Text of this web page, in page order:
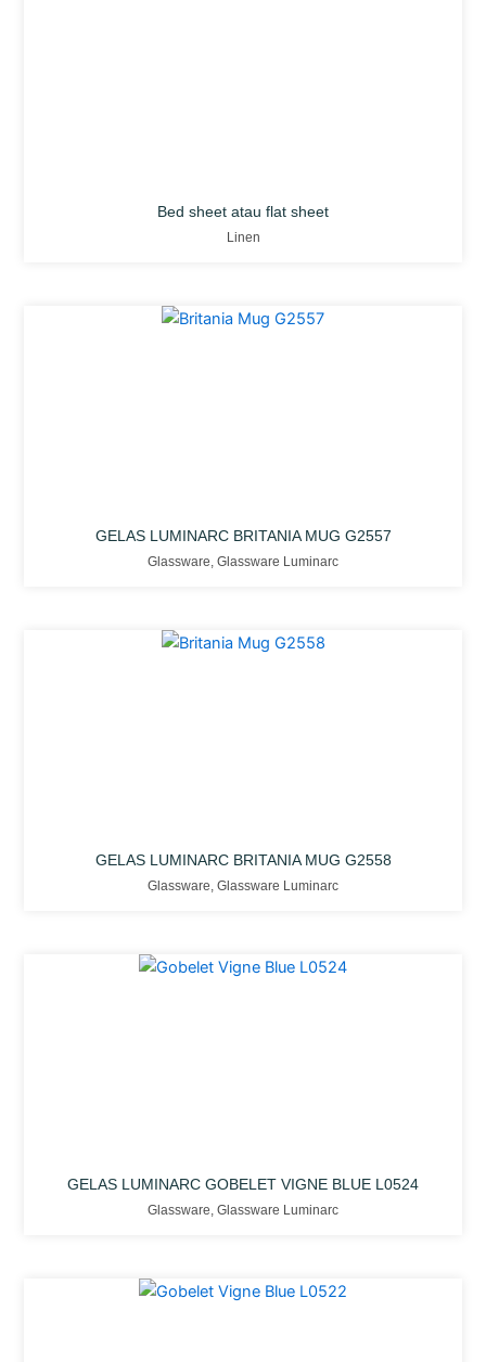
Bed sheet atau flat sheet
Linen
GELAS LUMINARC BRITANIA MUG G2557
Glassware Glassware Luminarc
GELAS LUMINARC BRITANIA MUG G2558
Glassware Glassware Luminarc
GELAS LUMINARC GOBELET VIGNE BLUE L0524
Glassware Glassware Luminarc